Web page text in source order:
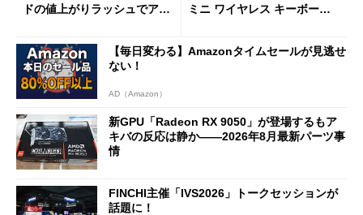
ドの値上がりラッシュでアキ
ミニ ワイヤレス キーボー
【毎日変わる】Amazonタイムセールが見逃せ
ない！
AD（Amazon）
新GPU「Radeon RX 9050」が登場するもア
キバの反応は静か――2026年8月最新パーツ事
情
FINCHI主催「IVS2026」トークセッションが
話題に！